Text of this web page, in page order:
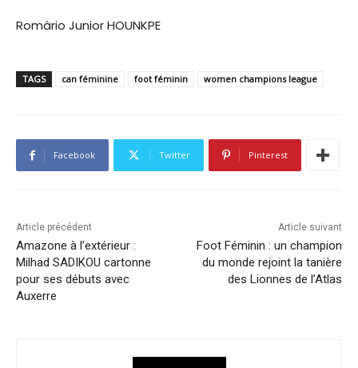
Romàrio Junior HOUNKPE
TAGS can féminine foot féminin women champions league
Facebook Twitter Pinterest
Article précédent
Amazone à l’extérieur :
Milhad SADIKOU cartonne
pour ses débuts avec
Auxerre
Article suivant
Foot Féminin : un champion
du monde rejoint la tanière
des Lionnes de l’Atlas